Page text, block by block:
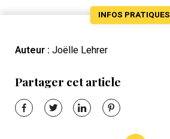
INFOS PRATIQUES
Auteur : Joëlle Lehrer
Partager cet article